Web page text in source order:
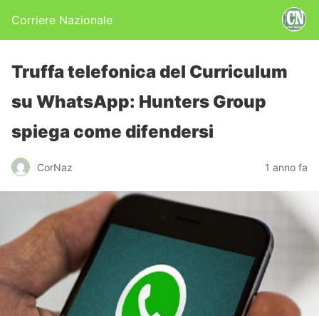
Corriere Nazionale
Truffa telefonica del Curriculum
su WhatsApp: Hunters Group
spiega come difendersi
CorNaz 1 anno fa